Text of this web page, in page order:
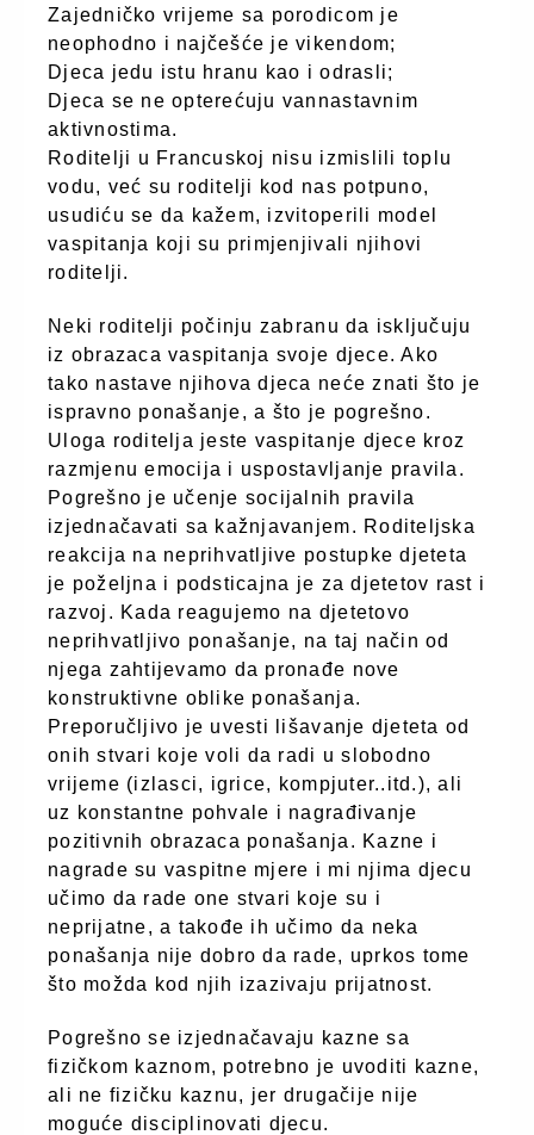
Zajedničko vrijeme sa porodicom je
neophodno i najčešće je vikendom;
Djeca jedu istu hranu kao i odrasli;
Djeca se ne opterećuju vannastavnim
aktivnostima.
Roditelji u Francuskoj nisu izmislili toplu
vodu, već su roditelji kod nas potpuno,
usudiću se da kažem, izvitoperili model
vaspitanja koji su primjenjivali njihovi
roditelji.
Neki roditelji počinju zabranu da isključuju
iz obrazaca vaspitanja svoje djece. Ako
tako nastave njihova djeca neće znati što je
ispravno ponašanje, a što je pogrešno.
Uloga roditelja jeste vaspitanje djece kroz
razmjenu emocija i uspostavljanje pravila.
Pogrešno je učenje socijalnih pravila
izjednačavati sa kažnjavanjem. Roditeljska
reakcija na neprihvatljive postupke djeteta
je poželjna i podsticajna je za djetetov rast i
razvoj. Kada reagujemo na djetetovo
neprihvatljivo ponašanje, na taj način od
njega zahtijevamo da pronađe nove
konstruktivne oblike ponašanja.
Preporučljivo je uvesti lišavanje djeteta od
onih stvari koje voli da radi u slobodno
vrijeme (izlasci, igrice, kompjuter..itd.), ali
uz konstantne pohvale i nagrađivanje
pozitivnih obrazaca ponašanja. Kazne i
nagrade su vaspitne mjere i mi njima djecu
učimo da rade one stvari koje su i
neprijatne, a takođe ih učimo da neka
ponašanja nije dobro da rade, uprkos tome
što možda kod njih izazivaju prijatnost.
Pogrešno se izjednačavaju kazne sa
fizičkom kaznom, potrebno je uvoditi kazne,
ali ne fizičku kaznu, jer drugačije nije
moguće disciplinovati djecu.